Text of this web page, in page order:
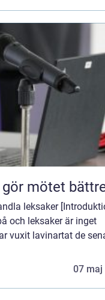
när miljön gör mötet
leksaker
och leksaker är inget
vuxit lavinartat de
07 maj